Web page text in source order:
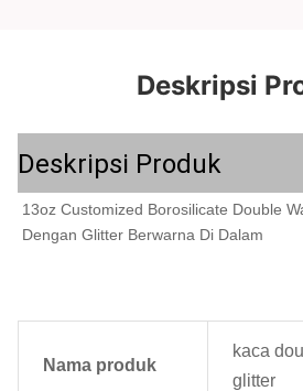
Deskripsi
Deskripsi Produk
13oz Customized Borosilicate Double
Dengan Glitter Berwarna Di Dalam
Nama produk
kaca
glitter